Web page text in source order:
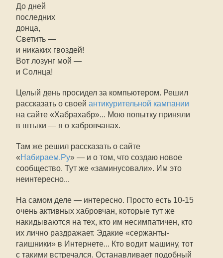
До дней
последних
донца,
Светить —
и никаких гвоздей!
Вот лозунг мой —
и Солнца!
Целый день просидел за компьютером. Решил
рассказать о своей антикурительной кампании
на сайте «Хабрахабр»... Мою попытку приняли
в штыки — я о хабровчанах.
Там же решил рассказать о сайте
«Набираем.Ру» — и о том, что создаю новое
сообщество. Тут же «заминусовали». Им это
неинтересно...
На самом деле — интересно. Просто есть 10-15
очень активных хабровчан, которые тут же
накидываются на тех, кто им несимпатичен, кто
их лично раздражает. Эдакие «сержанты-
гаишники» в Интернете... Кто водит машину, тот
с такими встречался. Останавливает подобный